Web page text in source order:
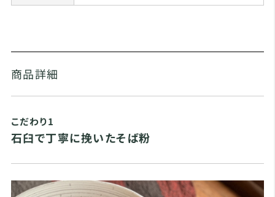
商品詳細
こだわり1
石臼で丁寧に挽いたそば粉